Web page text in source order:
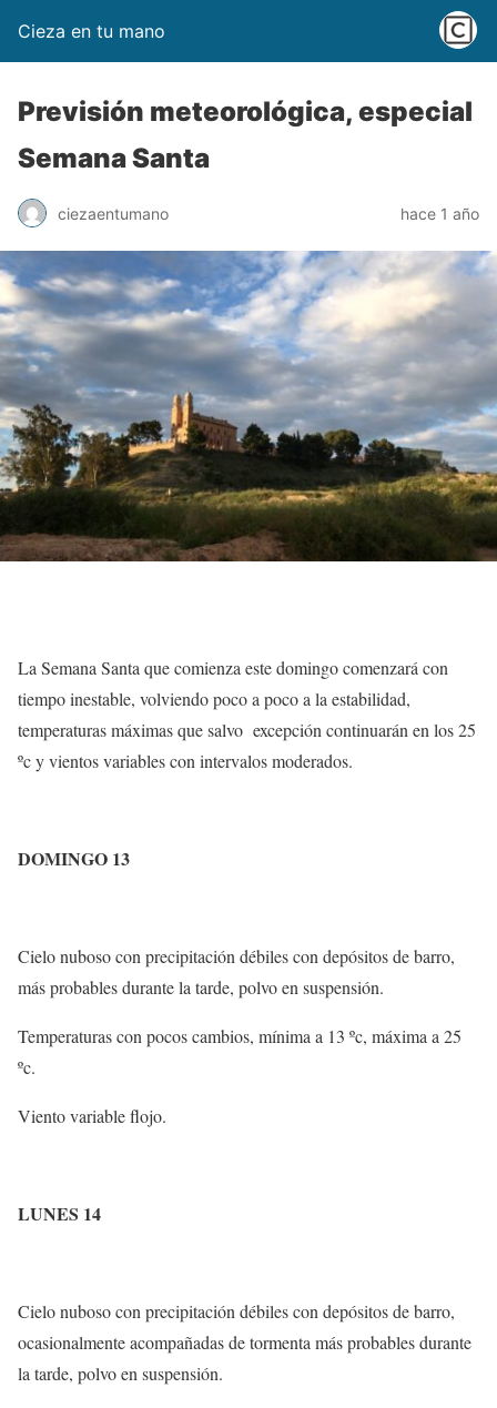
Cieza en tu mano
Previsión meteorológica, especial
Semana Santa
ciezaentumano hace 1 año
La Semana Santa que comienza este domingo comenzará con
tiempo inestable, volviendo poco a poco a la estabilidad,
temperaturas máximas que salvo excepción continuarán en los 25
ºc y vientos variables con intervalos moderados.
DOMINGO 13
Cielo nuboso con precipitación débiles con depósitos de barro,
más probables durante la tarde, polvo en suspensión.
Temperaturas con pocos cambios, mínima a 13 ºc, máxima a 25
ºc.
Viento variable flojo.
LUNES 14
Cielo nuboso con precipitación débiles con depósitos de barro,
ocasionalmente acompañadas de tormenta más probables durante
la tarde, polvo en suspensión.